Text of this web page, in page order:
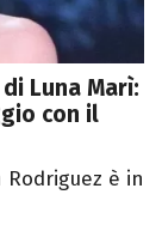
Luna Marì:
con il
è in